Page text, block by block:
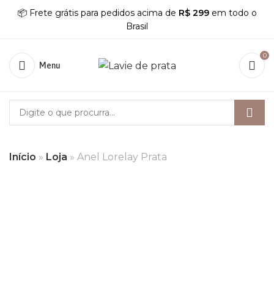
📦 Frete grátis para pedidos acima de R$ 299 em todo o
Brasil
Menu
0
Início » Loja » Anel Lorelay Prata